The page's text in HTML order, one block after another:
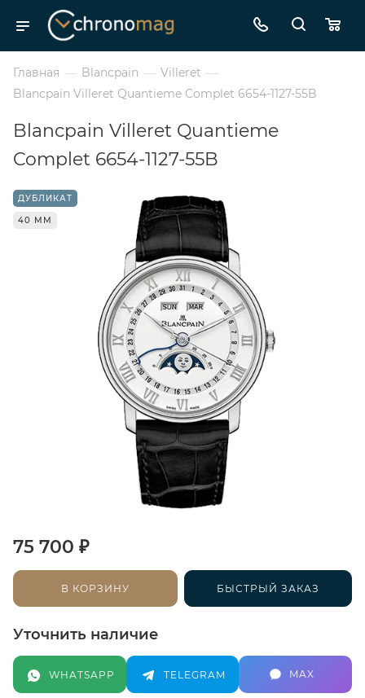
Главная — Blancpain — Villeret —
Blancpain Villeret Quantieme Complet 6654-1127-55B
Blancpain Villeret Quantieme
Complet 6654-1127-55B
ДУБЛИКАТ
40 ММ
75 700 ₽
В КОРЗИНУ БЫСТРЫЙ ЗАКАЗ
Уточнить наличие
WHATSAPP TELEGRAM MAX